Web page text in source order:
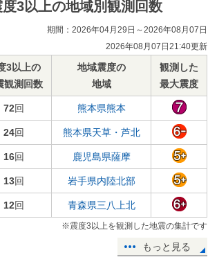
度3以上の地域別観測回数
期間：2026年04月29日～2026年08月07日
2026年08月07日21:40更新
3以上の
観測回数
地域震度の
地域
観測した
最大震度
72回 熊本県熊本
24回 熊本県天草・芦北
16回 鹿児島県薩摩
13回 岩手県内陸北部
12回 青森県三八上北
※震度3以上を観測した地震の集計です
もっと見る